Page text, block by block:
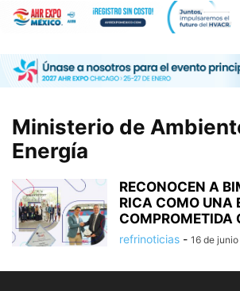
Ministerio de
Energía
RECONOCEN A
RICA COMO UNA
COMPROMETIDA
refrinoticias - 16 de